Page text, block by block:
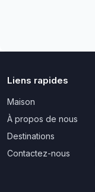
Liens rapides
Maison
À propos de nous
Destinations
Contactez-nous